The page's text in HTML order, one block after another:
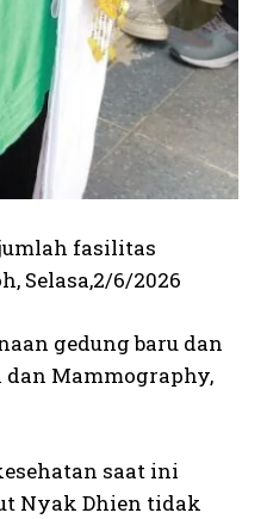
fasilitas
Selasa,2/6/2026
gedung baru dan
dan Mammography,
saat ini
Nyak Dhien tidak